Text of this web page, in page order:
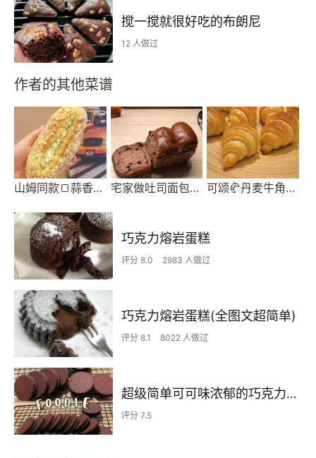
搅一搅就很好吃的布朗尼
12 人做过
作者的其他菜谱
山姆同款🍞蒜香奶酪面包 太好吃了吧 宅家做吐司面包超治愈🍞隔夜水合法快速出膜 可颂🥐丹麦牛角包 懒人做法 一次成功
巧克力熔岩蛋糕
评分 8.0 2983 人做过
巧克力熔岩蛋糕(全图文超简单)
评分 8.1 8022 人做过
超级简单可可味浓郁的巧克力夹心饼干
评分 7.5